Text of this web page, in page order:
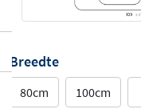
Breedte
80cm 100cm